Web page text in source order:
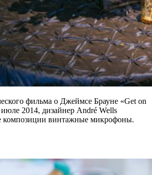
фильма о Джеймсе Брауне «Get on
2014, дизайнер André Wells
композиции винтажные микрофоны.